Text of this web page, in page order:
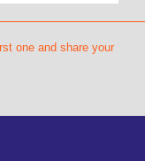
one and share your